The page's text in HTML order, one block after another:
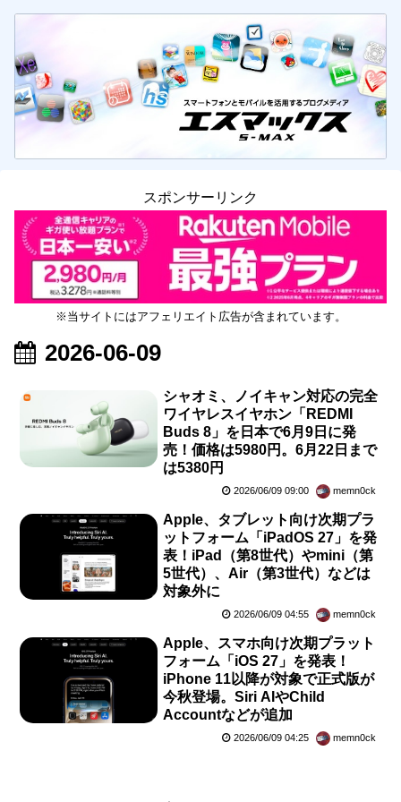
スポンサーリンク
※当サイトにはアフェリエイト広告が含まれています。
2026-06-09
シャオミ、ノイキャン対応の完全
ワイヤレスイヤホン「REDMI
Buds 8」を日本で6月9日に発
売！価格は5980円。6月22日まで
は5380円
2026/06/09 09:00 memn0ck
Apple、タブレット向け次期プラ
ットフォーム「iPadOS 27」を発
表！iPad（第8世代）やmini（第
5世代）、Air（第3世代）などは
対象外に
2026/06/09 04:55 memn0ck
Apple、スマホ向け次期プラット
フォーム「iOS 27」を発表！
iPhone 11以降が対象で正式版が
今秋登場。Siri AIやChild
Accountなどが追加
2026/06/09 04:25 memn0ck